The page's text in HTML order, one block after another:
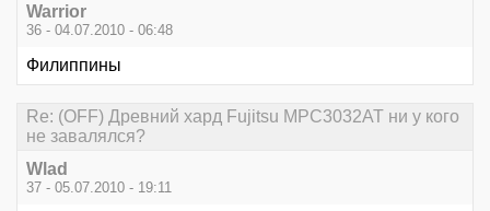
Warrior
36 - 04.07.2010 - 06:48
Филиппины
Re: (OFF) Древний хард Fujitsu MPC3032AT ни у кого
не завалялся?
Wlad
37 - 05.07.2010 - 19:11